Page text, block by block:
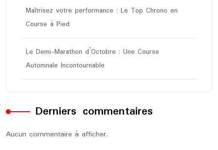
Maîtrisez votre performance : Le Top Chrono en
Course à Pied
Le Demi-Marathon d’Octobre : Une Course
Automnale Incontournable
Derniers commentaires
Aucun commentaire à afficher.